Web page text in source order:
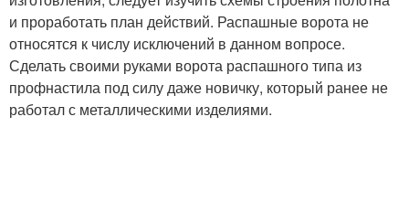
и проработать план действий. Распашные ворота не
относятся к числу исключений в данном вопросе.
Сделать своими руками ворота распашного типа из
профнастила под силу даже новичку, который ранее не
работал с металлическими изделиями.